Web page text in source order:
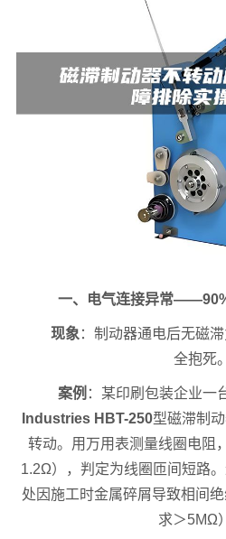
一、电气连接异常
现象 ：制动器通电后无磁
全抱死。
案例 ：某印刷包装企业一
Industries HBT-250型磁滞制
转动。用万用表测量线圈电阻
1.2Ω），判定为线圈匝间短路
处因施工时金属碎屑导致相间
求＞5MΩ